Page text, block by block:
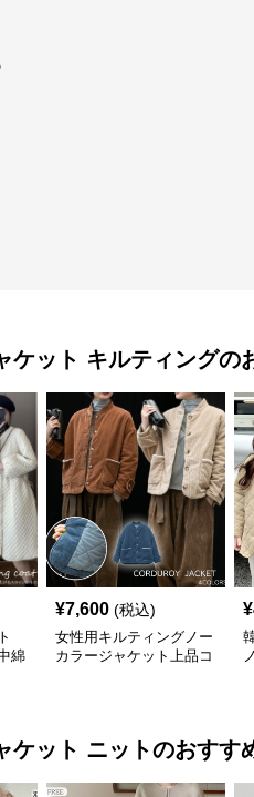
ケット キルティングの
綿
¥7,600 (税込)
女性用キルティングノー
カラージャケット上品コ
¥
ケット ニットのおすす